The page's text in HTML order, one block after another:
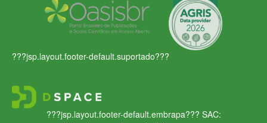
???jsp.layout.footer-default.suportado???
???jsp.layout.footer-default.embrapa??? SAC: